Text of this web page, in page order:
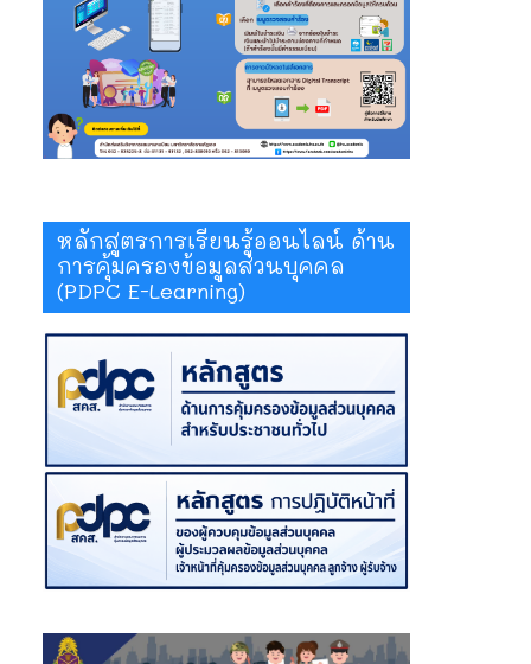
หลักสูตรการเรียนรู้ออนไลน์ ด้าน
การคุ้มครองข้อมูลส่วนบุคคล
(PDPC E-Learning)